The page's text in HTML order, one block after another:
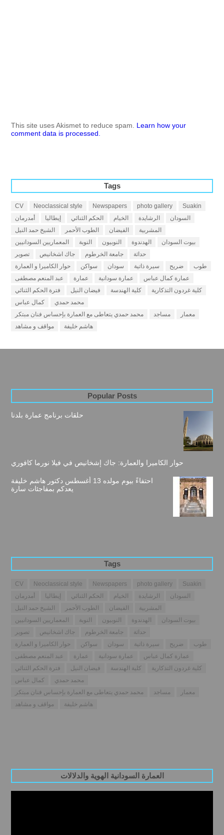
This site uses Akismet to reduce spam. Learn how your
comment data is processed.
Tags
CV Neoclassical style Newspapers photo gallery
Suakin
أمدرمان
إيطاليا الحكم الثنائي الخيام الرشايدة
السودان
الشيخ حمد النيل
الطوب الأحمر الفيضان
المشربية
المعماريين السودانيين
النوبة النوبيون الهدندوة
بيوت السودان
تصوير
جاك اشخانيص جامعة الخرطوم
حداثة
حوار الكاميرا و العمارة
سواكن سودان سيرة ذاتية ضريح
طوب
عبد المنعم مصطفى
عمارة عمارة سودانية
عمارة كمال عباس
فترة الحكم الثنائي
فيضان النيل كلية الهندسة
كلية غردون التذكارية
كمال عباس
محمد حمدي
محمد حمدي يتعاطى مع العمارة بإحساس فنان مبتكر
مساجد
معمار
مواقف و مشاهد
هاشم خليفة
Popular Posts
حلقات برنامج عمارة بلدنا
حوار الكاميرا والعمارة: جاك إشخانيص في فيلا نورما كافوري
احتفاءً بيوم مولده 13 أغسطس دكتور هاشم خليفة
يعدكم بمفاجئات سارة
Tags
CV Neoclassical style Newspapers photo gallery
Suakin
أمدرمان
إيطاليا الحكم الثنائي الخيام الرشايدة
السودان
الشيخ حمد النيل
الطوب الأحمر الفيضان
المشربية
المعماريين السودانيين
النوبة النوبيون الهدندوة
بيوت السودان
تصوير
جاك اشخانيص جامعة الخرطوم
حداثة
حوار الكاميرا و العمارة
سواكن سودان سيرة ذاتية ضريح
طوب
عبد المنعم مصطفى
عمارة عمارة سودانية
عمارة كمال عباس
فترة الحكم الثنائي
فيضان النيل كلية الهندسة
كلية غردون التذكارية
كمال عباس
محمد حمدي
محمد حمدي يتعاطى مع العمارة بإحساس فنان مبتكر
مساجد
معمار
مواقف و مشاهد
هاشم خليفة
العمارة السودانية الهوية والدلالات